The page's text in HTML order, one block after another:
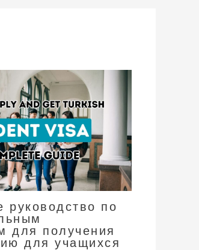
руководство по
для получения
для учащихся